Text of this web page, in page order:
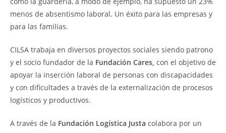
menos de absentismo laboral. Un éxito para las empresas y
para las familias.
CILSA trabaja en diversos proyectos sociales siendo patrono
y el socio fundador de la Fundación Cares, con el objetivo de
apoyar la inserción laboral de personas con discapacidades
y con dificultades a través de la externalización de procesos
logísticos y productivos.
A través de la Fundación Logística Justa colabora por un